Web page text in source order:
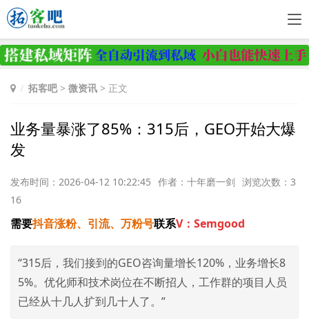
拓客吧> 微资讯 > 正文
业务量暴涨了85%：315后，GEO开始大爆
发
发布时间：2026-04-12 10:22:45 作者：十年磨一剑 浏览次数：3
16
需要抖音涨粉、引流、万粉号联系V：Semgood
“315后，我们接到的GEO咨询量增长120%，业务增长8
5%。优化师和技术岗位在不断招人，工作群的项目人员
已经从十几人扩到几十人了。”